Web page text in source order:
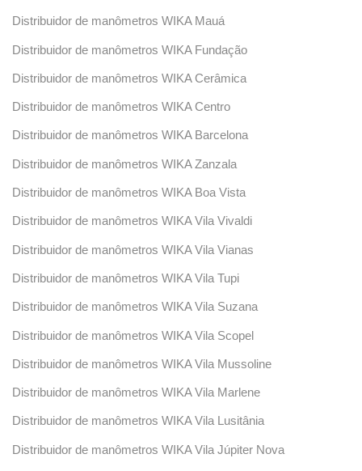
Distribuidor de manômetros WIKA Mauá
Distribuidor de manômetros WIKA Fundação
Distribuidor de manômetros WIKA Cerâmica
Distribuidor de manômetros WIKA Centro
Distribuidor de manômetros WIKA Barcelona
Distribuidor de manômetros WIKA Zanzala
Distribuidor de manômetros WIKA Boa Vista
Distribuidor de manômetros WIKA Vila Vivaldi
Distribuidor de manômetros WIKA Vila Vianas
Distribuidor de manômetros WIKA Vila Tupi
Distribuidor de manômetros WIKA Vila Suzana
Distribuidor de manômetros WIKA Vila Scopel
Distribuidor de manômetros WIKA Vila Mussoline
Distribuidor de manômetros WIKA Vila Marlene
Distribuidor de manômetros WIKA Vila Lusitânia
Distribuidor de manômetros WIKA Vila Júpiter Nova